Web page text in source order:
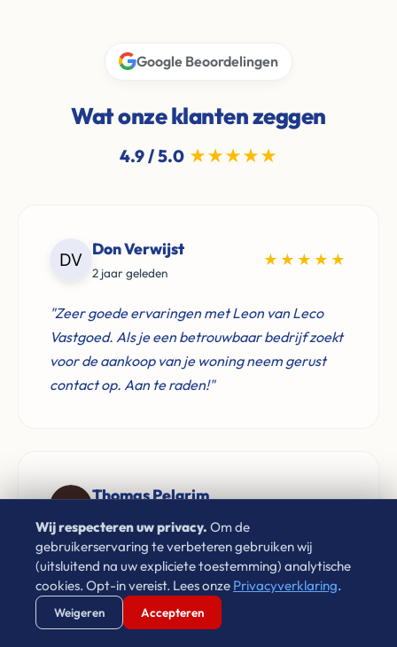
Google Beoordelingen
Wat onze klanten zeggen
4.9 / 5.0 ★★★★★
Don Verwijst
2 jaar geleden
★★★★★
"Zeer goede ervaringen met Leon van Leco
Vastgoed. Als je een betrouwbaar bedrijf zoekt
voor de aankoop van je woning neem gerust
contact op. Aan te raden!"
Thomas Pelgrim
1 jaar geleden
★★★★★
"Ik heb circa 8 jaar een woning mogen huren bij
Leon van Leco Vastgoed. Hij is een zeer
prettige huisbaas, komt zijn afspraken goed na
en zorgt dat problemen snel verholpen worden.
Wij respecteren uw privacy. Om de
gebruikerservaring te verbeteren gebruiken wij
(uitsluitend na uw expliciete toestemming) analytische
cookies. Opt-in vereist. Lees onze Privacyverklaring.
Weigeren Accepteren
Verstuur WhatsApp